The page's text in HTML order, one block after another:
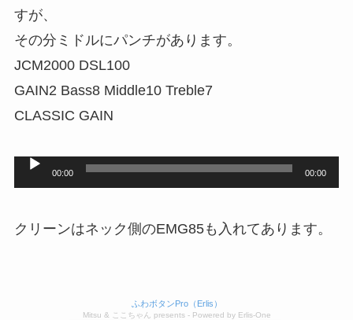
ー
すが、
その分ミドルにパンチがあります。
JCM2000 DSL100
GAIN2 Bass8 Middle10 Treble7
CLASSIC GAIN
00:00 00:00
クリーンはネック側のEMG85も入れてあります。
ふわボタンPro（Erlis）
Mitsu & ここちゃん presents - Powered by Erlis‑One